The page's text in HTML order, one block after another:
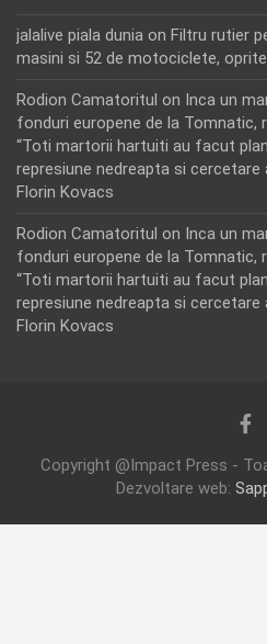
jalalive piala dunia on Filtru rutier
masini si 52 de motociclete,
Rodion Camatoritul on Inca un
fonduri europene de la Tomnatic,
“Toti martorii hartuiti au facut
represiune nedreapta si cercetare
Florin Kovacs
Rodion Camatoritul on Inca un
fonduri europene de la Tomnatic,
“Toti martorii hartuiti au facut
represiune nedreapta si cercetare
Florin Kovacs
Copyright @Impact Press -
Dezvoltare web: